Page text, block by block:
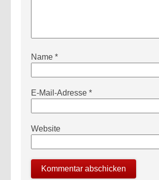
Name *
E-Mail-Adresse *
Website